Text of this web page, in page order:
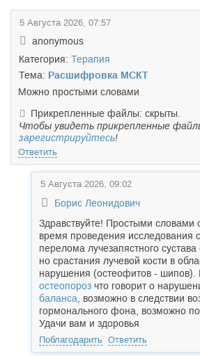
5 Августа 2026, 07:57
anonymous
Категория: Терапия
Тема: Расшифровка МСКТ
Можно простыми словами
Прикрепленные файлы: скрыты.
Чтобы увидеть прикрепленные
зарегистрируйтесь!
Ответить
5 Августа 2026, 09:02
Борис Леонидович
Здравствуйте! Простыми словами
время проведения исследования
перелома лучезапястного
но срастания лучевой кости в
нарушения (остеофитов - шипов).
остеопороз что говорит о
баланса , возможно в следствии
гормонального фона, возможно
Удачи вам и здоровья
Поблагодарить Ответить